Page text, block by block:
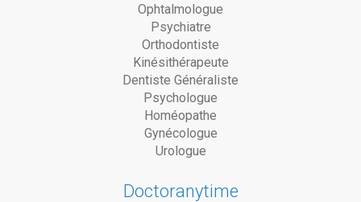
Ophtalmologue
Psychiatre
Orthodontiste
Kinésithérapeute
Dentiste Généraliste
Psychologue
Homéopathe
Gynécologue
Urologue
Doctoranytime